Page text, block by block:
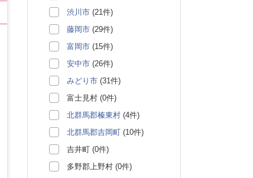
渋川市 (21件)
藤岡市 (29件)
富岡市 (15件)
安中市 (26件)
みどり市 (31件)
富士見村 (0件)
北群馬郡榛東村 (4件)
北群馬郡吉岡町 (10件)
吉井町 (0件)
多野郡上野村 (0件)